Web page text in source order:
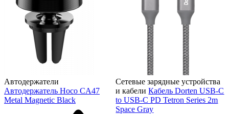
Автодержатели
Автодержатель Hoco CA47
Metal Magnetic Black
Сетевые зарядные устройства
и кабели Кабель Dorten USB-C
to USB-C PD Tetron Series 2m
Space Gray